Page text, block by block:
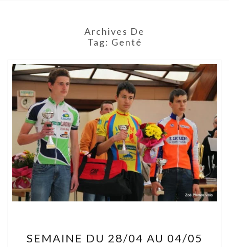
Archives De
Tag: Genté
DU
SEMAINE DU 28/04 AU 04/05